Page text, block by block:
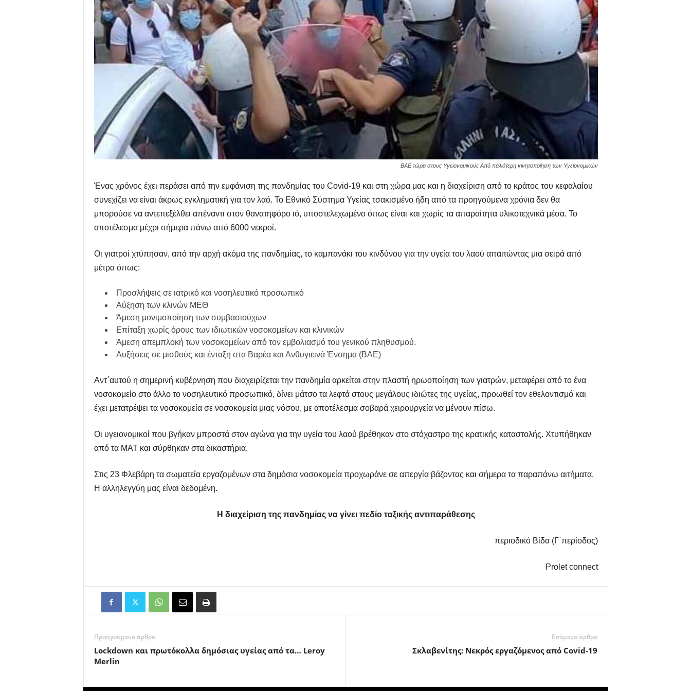
ΒΑΕ τώρα στους Υγειονομικούς Από παλιότερη κινητοποίηση των Υγειονομικών
Ένας χρόνος έχει περάσει από την εμφάνιση της πανδημίας του Covid-19 και στη χώρα μας και η διαχείριση από το κράτος του κεφαλαίου
συνεχίζει να είναι άκρως εγκληματική για τον λαό. Το Εθνικό Σύστημα Υγείας τσακισμένο ήδη από τα προηγούμενα χρόνια δεν θα
μπορούσε να αντεπεξέλθει απέναντι στον θανατηφόρο ιό, υποστελεχωμένο όπως είναι και χωρίς τα απαραίτητα υλικοτεχνικά μέσα. Το
αποτέλεσμα μέχρι σήμερα πάνω από 6000 νεκροί.
Οι γιατροί χτύπησαν, από την αρχή ακόμα της πανδημίας, το καμπανάκι του κινδύνου για την υγεία του λαού απαιτώντας μια σειρά από
μέτρα όπως:
Προσλήψεις σε ιατρικό και νοσηλευτικό προσωπικό
Αύξηση των κλινών ΜΕΘ
Άμεση μονιμοποίηση των συμβασιούχων
Επίταξη χωρίς όρους των ιδιωτικών νοσοκομείων και κλινικών
Άμεση απεμπλοκή των νοσοκομείων από τον εμβολιασμό του γενικού πληθυσμού.
Αυξήσεις σε μισθούς και ένταξη στα Βαρέα και Ανθυγιεινά Ένσημα (ΒΑΕ)
Αντ΄αυτού η σημερινή κυβέρνηση που διαχειρίζεται την πανδημία αρκείται στην πλαστή ηρωοποίηση των γιατρών, μεταφέρει από το ένα
νοσοκομείο στο άλλο το νοσηλευτικό προσωπικό, δίνει μάτσο τα λεφτά στους μεγάλους ιδιώτες της υγείας, προωθεί τον εθελοντισμό και
έχει μετατρέψει τα νοσοκομεία σε νοσοκομεία μιας νόσου, με αποτέλεσμα σοβαρά χειρουργεία να μένουν πίσω.
Οι υγειονομικοί που βγήκαν μπροστά στον αγώνα για την υγεία του λαού βρέθηκαν στο στόχαστρο της κρατικής καταστολής. Χτυπήθηκαν
από τα ΜΑΤ και σύρθηκαν στα δικαστήρια.
Στις 23 Φλεβάρη τα σωματεία εργαζομένων στα δημόσια νοσοκομεία προχωράνε σε απεργία βάζοντας και σήμερα τα παραπάνω αιτήματα.
Η αλληλεγγύη μας είναι δεδομένη.
Η διαχείριση της πανδημίας να γίνει πεδίο ταξικής αντιπαράθεσης
περιοδικό Βίδα (Γ΄περίοδος)
Prolet connect
Προηγούμενο άρθρο
Lockdown και πρωτόκολλα δημόσιας υγείας από τα… Leroy
Merlin
Επόμενο άρθρο
Σκλαβενίτης: Νεκρός εργαζόμενος από Covid-19